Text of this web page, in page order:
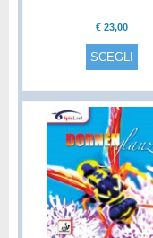
€ 23,00
SCEGLI